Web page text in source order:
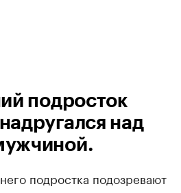
подросток
над
подростка подозревают